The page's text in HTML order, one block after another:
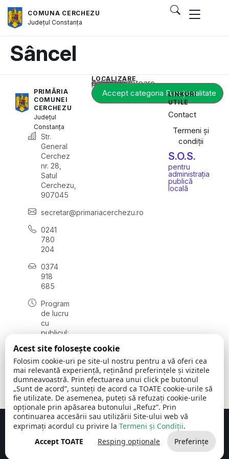
COMUNA CERCHEZU
JudețulConstanța
Sâncel
PRIMĂRIA
COMUNEI
CERCHEZU
Județul
Constanța
Str.
General
Cerchez
nr. 28,
Satul
Cerchezu,
907045
secretar@primariacerchezu.ro
0241
780
204
0374
918
685
Program
de lucru
cu
publicul:
08:00 -
16:30
, vineri:
08:00 -
14:00
LOCALIZARE
Acest conținut este blocat până când acceptați categoria corespunzătoare de cookie-uri.
Accept categoria Funcționalitate
LINKURI
UTILE
Contact
Termeni și
condiții
S.O.S.
pentru
administrația
publică
locală
Comuna Cerchezu © 2026Toate drepturile rezervate
Concept realizat de Big Media Relații Publice SRL
Acest site folosește cookie
Folosim cookie-uri pe site-ul nostru pentru a vă oferi cea
mai relevantă experiență, reținând preferințele și vizitele
dumneavoastră. Prin efectuarea unui click pe butonul
„Sunt de acord”, sunteți de acord ca TOATE cookie-urile să
fie utilizate. De asemenea, puteți să refuzați cookie-urile
opționale prin apăsarea butonului „Refuz”. Prin
continuarea accesării sau utilizării Site-ului web vă
exprimați acordul cu privire la Termeni și Condiții.
Accept TOATE
Resping opționale Preferințe